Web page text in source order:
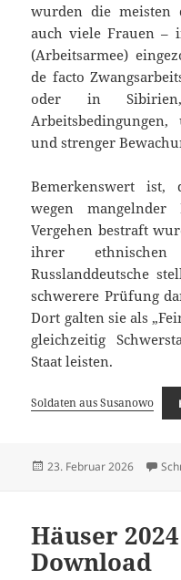
wurden die meisten
auch viele Frauen –
(Arbeitsarmee)
de facto
oder in
und strenger
Bemerkenswert ist,
wegen mangelnder
Vergehen bestraft
ihrer
Russlanddeutsche
schwerere Prüfung
Dort galten sie als
gleichzeitig
Staat leisten.
Soldaten aus Susanowo
Veröffentlicht
23. Februar 2026
Häuser
Download